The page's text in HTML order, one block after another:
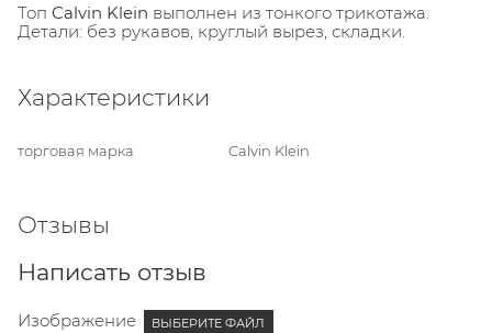
Топ Calvin Klein выполнен из тонкого трикотажа.
Детали: без рукавов, круглый вырез, складки.
Характеристики
торговая марка Calvin Klein
Отзывы
Написать отзыв
Изображение ВЫБЕРИТЕ ФАЙЛ